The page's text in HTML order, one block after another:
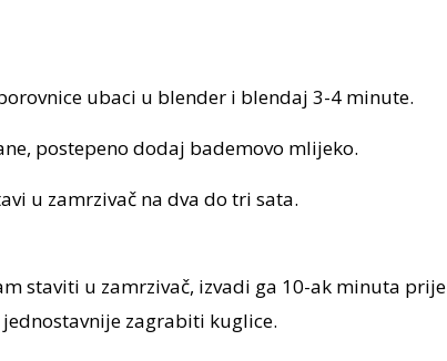
ubaci u blender i blendaj 3-4 minute.
postepeno dodaj bademovo mlijeko.
u zamrzivač na dva do tri sata.
staviti u zamrzivač, izvadi ga 10-ak minuta prije
zagrabiti kuglice.